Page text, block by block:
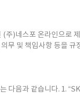
웹팩스
주)네스포 온라인으로
무 및 책임사항 등을 규
다음과 같습니다. 1.